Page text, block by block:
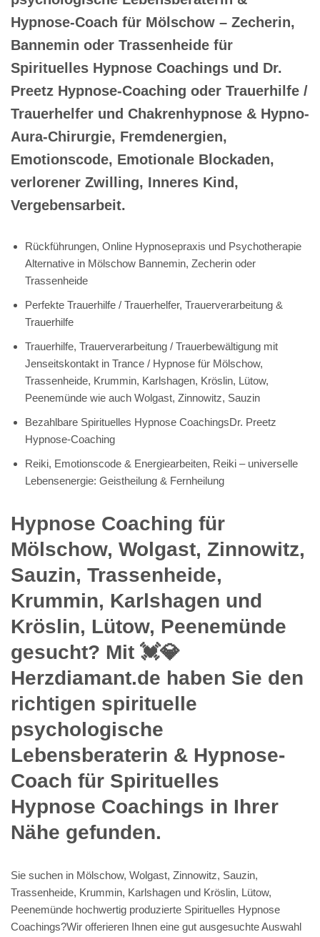
Hypnose-Coach für Mölschow – Zecherin,
Bannemin oder Trassenheide für
Spirituelles Hypnose Coachings und Dr.
Preetz Hypnose-Coaching oder Trauerhilfe /
Trauerhelfer und Chakrenhypnose & Hypno-
Aura-Chirurgie, Fremdenergien,
Emotionscode, Emotionale Blockaden,
verlorener Zwilling, Inneres Kind,
Vergebensarbeit.
Rückführungen, Online Hypnosepraxis und Psychotherapie
Alternative in Mölschow Bannemin, Zecherin oder
Trassenheide
Perfekte Trauerhilfe / Trauerhelfer, Trauerverarbeitung &
Trauerhilfe
Trauerhilfe, Trauerverarbeitung / Trauerbewältigung mit
Jenseitskontakt in Trance / Hypnose für Mölschow,
Trassenheide, Krummin, Karlshagen, Kröslin, Lütow,
Peenemünde wie auch Wolgast, Zinnowitz, Sauzin
Bezahlbare Spirituelles Hypnose CoachingsDr. Preetz
Hypnose-Coaching
Reiki, Emotionscode & Energiearbeiten, Reiki – universelle
Lebensenergie: Geistheilung & Fernheilung
Hypnose Coaching für
Mölschow, Wolgast, Zinnowitz,
Sauzin, Trassenheide,
Krummin, Karlshagen und
Kröslin, Lütow, Peenemünde
gesucht? Mit 💓️💎
Herzdiamant.de haben Sie den
richtigen spirituelle
psychologische
Lebensberaterin & Hypnose-
Coach für Spirituelles
Hypnose Coachings in Ihrer
Nähe gefunden.
Sie suchen in Mölschow, Wolgast, Zinnowitz, Sauzin,
Trassenheide, Krummin, Karlshagen und Kröslin, Lütow,
Peenemünde hochwertig produzierte Spirituelles Hypnose
Coachings?Wir offerieren Ihnen eine gut ausgesuchte Auswahl